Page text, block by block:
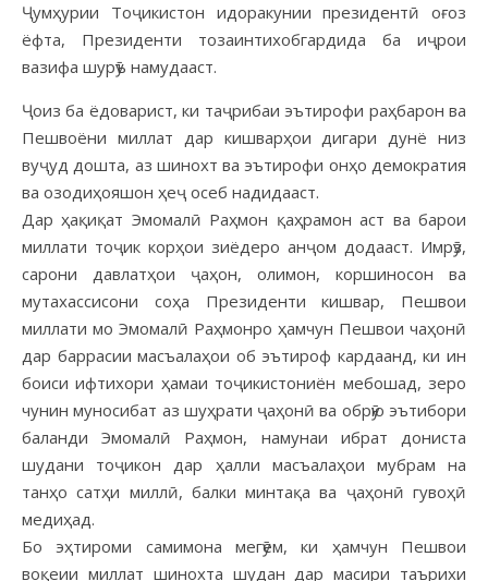
Ҷумҳурии Тоҷикистон идоракунии президентӣ оғоз
ёфта, Президенти тозаинтихобгардида ба иҷрои
вазифа шурӯъ намудааст.
Ҷоиз ба ёдоварист, ки таҷрибаи эътирофи раҳбарон ва
Пешвоёни миллат дар кишварҳои дигари дунё низ
вуҷуд дошта, аз шинохт ва эътирофи онҳо демократия
ва озодиҳояшон ҳеҷ осеб надидааст.
Дар ҳақиқат Эмомалӣ Раҳмон қаҳрамон аст ва барои
миллати тоҷик корҳои зиёдеро анҷом додааст. Имрӯз,
сарони давлатҳои ҷаҳон, олимон, коршиносон ва
мутахассисони соҳа Президенти кишвар, Пешвои
миллати мо Эмомалӣ Раҳмонро ҳамчун Пешвои чаҳонӣ
дар баррасии масъалаҳои об эътироф кардаанд, ки ин
боиси ифтихори ҳамаи тоҷикистониён мебошад, зеро
чунин муносибат аз шуҳрати ҷаҳонӣ ва обрӯю эътибори
баланди Эмомалӣ Раҳмон, намунаи ибрат дониста
шудани тоҷикон дар ҳалли масъалаҳои мубрам на
танҳо сатҳи миллӣ, балки минтақа ва ҷаҳонӣ гувоҳӣ
медиҳад.
Бо эҳтироми самимона мегӯем, ки ҳамчун Пешвои
воқеии миллат шинохта шудан дар масири таърихи